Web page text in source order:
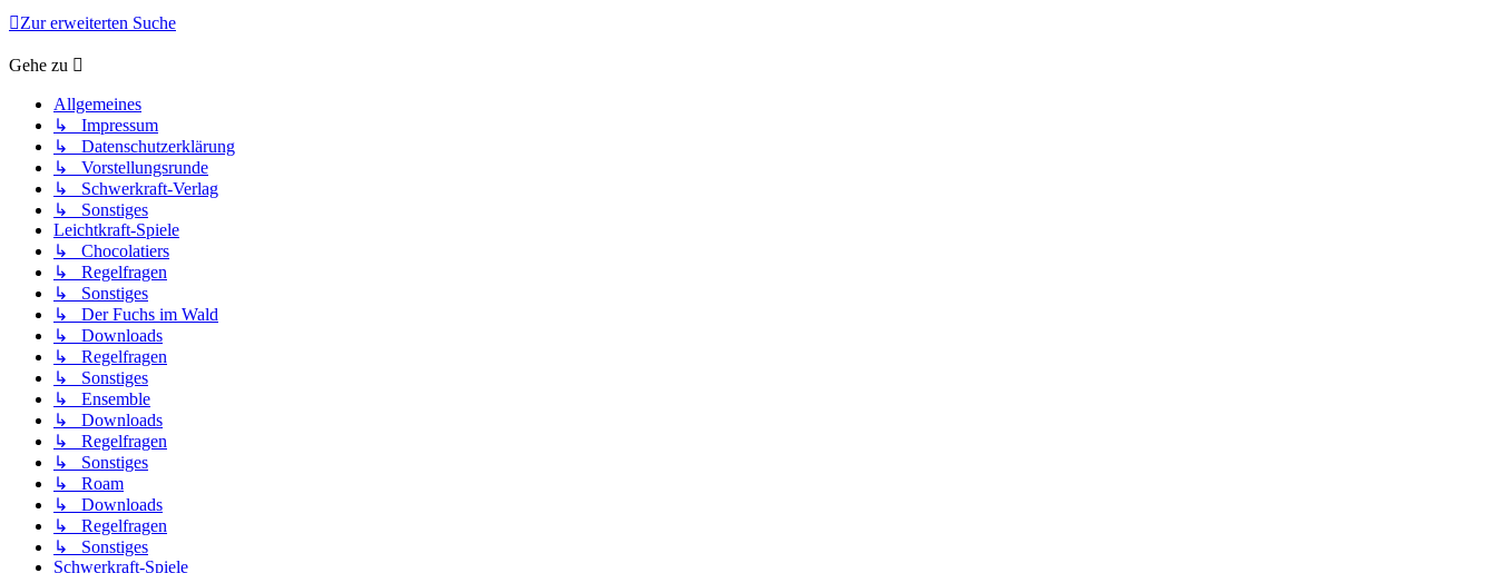
Zur erweiterten Suche
Gehe zu
Allgemeines
↳ Impressum
↳ Datenschutzerklärung
↳ Vorstellungsrunde
↳ Schwerkraft-Verlag
↳ Sonstiges
Leichtkraft-Spiele
↳ Chocolatiers
↳ Regelfragen
↳ Sonstiges
↳ Der Fuchs im Wald
↳ Downloads
↳ Regelfragen
↳ Sonstiges
↳ Ensemble
↳ Downloads
↳ Regelfragen
↳ Sonstiges
↳ Roam
↳ Downloads
↳ Regelfragen
↳ Sonstiges
Schwerkraft-Spiele